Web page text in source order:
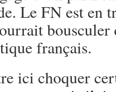
Le FN est en
bousculer
français.
ici choquer